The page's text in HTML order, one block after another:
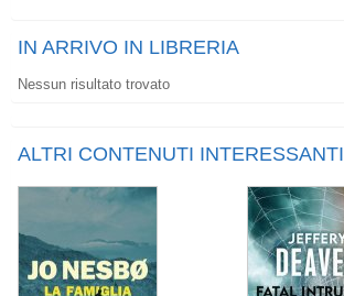
IN ARRIVO IN LIBRERIA
Nessun risultato trovato
ALTRI CONTENUTI INTERESSANTI